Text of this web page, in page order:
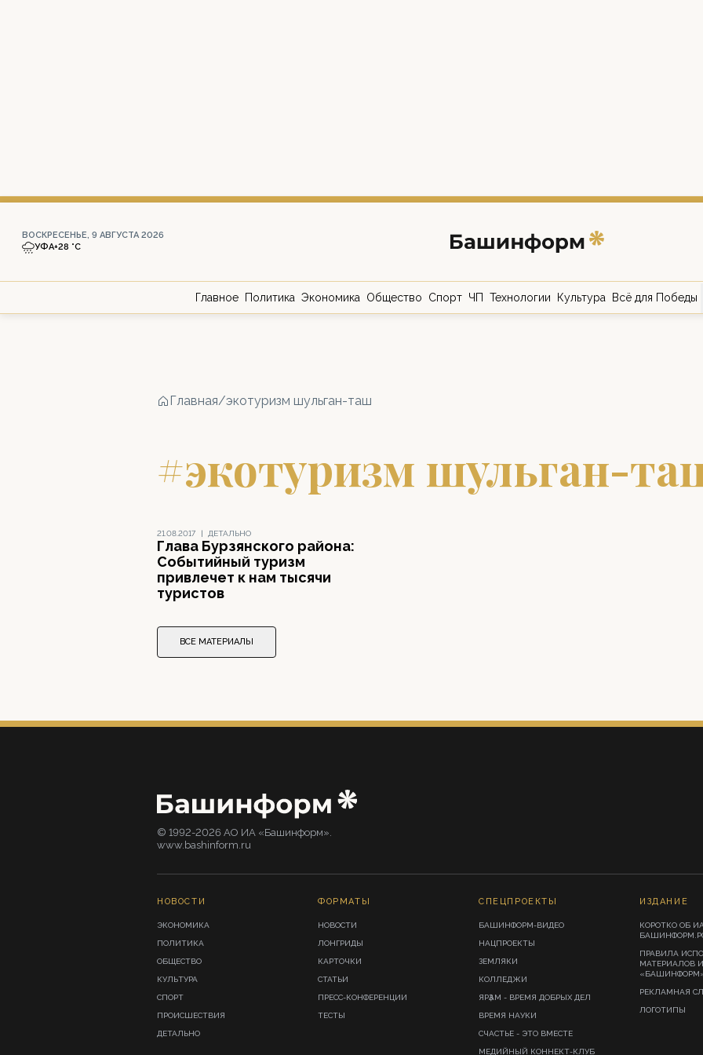
ВОСКРЕСЕНЬЕ, 9 АВГУСТА 2026
УФА+28 °С
Главное Политика Экономика Общество Спорт ЧП Технологии Культура Всё для Победы
Главная/экотуризм шульган-таш
#экотуризм шульган-
21.08.2017 | ДЕТАЛЬНО
Глава Бурзянского района:
Событийный туризм
привлечет к нам тысячи
туристов
ВСЕ МАТЕРИАЛЫ
© 1992-2026 АО ИА «Башинформ».
www.bashinform.ru
НОВОСТИ
ЭКОНОМИКА
ПОЛИТИКА
ОБЩЕСТВО
КУЛЬТУРА
СПОРТ
ПРОИСШЕСТВИЯ
ДЕТАЛЬНО
ФОРМАТЫ
НОВОСТИ
ЛОНГРИДЫ
КАРТОЧКИ
СТАТЬИ
ПРЕСС-КОНФЕРЕНЦИИ
ТЕСТЫ
СПЕЦПРОЕКТЫ
БАШИНФОРМ-ВИДЕО
НАЦПРОЕКТЫ
ЗЕМЛЯКИ
КОЛЛЕДЖИ
ЯРҘАМ - ВРЕМЯ ДОБРЫХ ДЕЛ
ВРЕМЯ НАУКИ
СЧАСТЬЕ - ЭТО ВМЕСТЕ
МЕДИЙНЫЙ КОННЕКТ-КЛУБ
ИЗДАНИЕ
КОРОТКО ОБ
ПРАВИЛА
МАТЕРИАЛОВ
РЕКЛАМНАЯ
ЛОГОТИПЫ